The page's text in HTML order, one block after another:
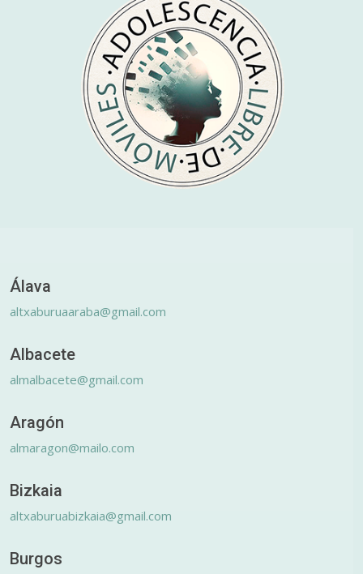
Álava
altxaburuaaraba@gmail.com
Albacete
almalbacete@gmail.com
Aragón
almaragon@mailo.com
Bizkaia
altxaburuabizkaia@gmail.com
Burgos